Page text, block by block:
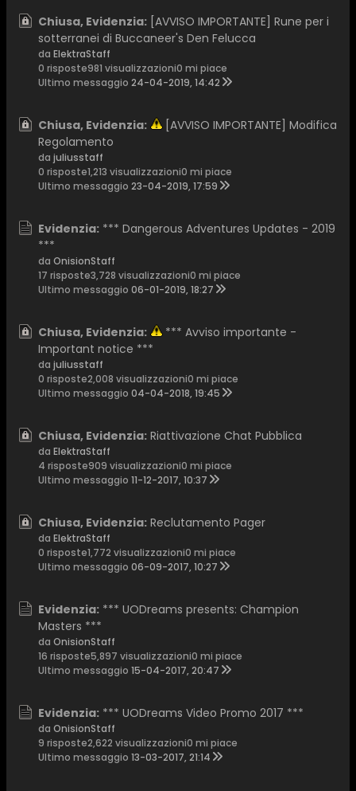
Chiusa, Evidenzia: [AVVISO IMPORTANTE] Rune per i
sotterranei di Buccaneer's Den Felucca
da ElektraStaff
0 risposte981 visualizzazioni0 mi piace
Ultimo messaggio 24-04-2019, 14:42
Chiusa, Evidenzia:
[AVVISO IMPORTANTE] Modifica
Regolamento
da juliusstaff
0 risposte1,213 visualizzazioni0 mi piace
Ultimo messaggio 23-04-2019, 17:59
Evidenzia: *** Dangerous Adventures Updates - 2019
***
da OnisionStaff
17 risposte3,728 visualizzazioni0 mi piace
Ultimo messaggio 06-01-2019, 18:27
Chiusa, Evidenzia:
*** Avviso importante -
Important notice ***
da juliusstaff
0 risposte2,008 visualizzazioni0 mi piace
Ultimo messaggio 04-04-2018, 19:45
Chiusa, Evidenzia: Riattivazione Chat Pubblica
da ElektraStaff
4 risposte909 visualizzazioni0 mi piace
Ultimo messaggio 11-12-2017, 10:37
Chiusa, Evidenzia: Reclutamento Pager
da ElektraStaff
0 risposte1,772 visualizzazioni0 mi piace
Ultimo messaggio 06-09-2017, 10:27
Evidenzia: *** UODreams presents: Champion
Masters ***
da OnisionStaff
16 risposte5,897 visualizzazioni0 mi piace
Ultimo messaggio 15-04-2017, 20:47
Evidenzia: *** UODreams Video Promo 2017 ***
da OnisionStaff
9 risposte2,622 visualizzazioni0 mi piace
Ultimo messaggio 13-03-2017, 21:14